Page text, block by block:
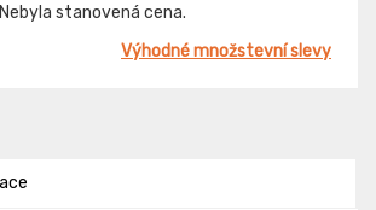
stanovená cena.
Výhodné množstevní slevy